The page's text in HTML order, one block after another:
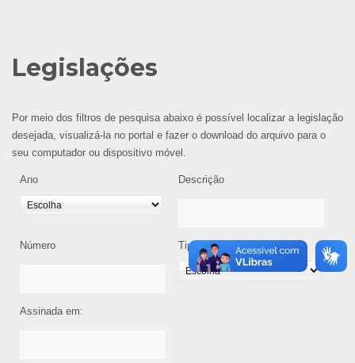
Legislações
Por meio dos filtros de pesquisa abaixo é possível localizar a legislação
desejada, visualizá-la no portal e fazer o download do arquivo para o
seu computador ou dispositivo móvel.
Ano Descrição
Número Tipo de Legislação
Assinada em: